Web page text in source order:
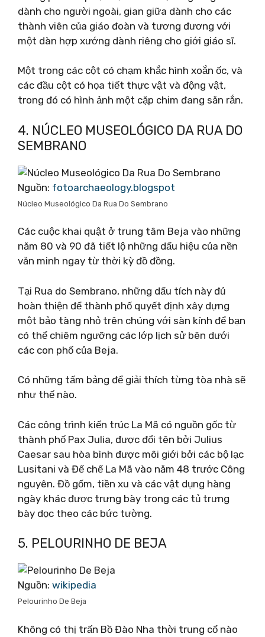
dành cho người ngoài, gian giữa dành cho các
thành viên của giáo đoàn và tương đương với
một dàn hợp xướng dành riêng cho giới giáo sĩ.
Một trong các cột có chạm khắc hình xoắn ốc, và
các đầu cột có họa tiết thực vật và động vật,
trong đó có hình ảnh một cặp chim đang săn rắn.
4. NÚCLEO MUSEOLÓGICO DA RUA DO
SEMBRANO
Nguồn: fotoarchaeology.blogspot
Núcleo Museológico Da Rua Do Sembrano
Các cuộc khai quật ở trung tâm Beja vào những
năm 80 và 90 đã tiết lộ những dấu hiệu của nền
văn minh ngay từ thời kỳ đồ đồng.
Tại Rua do Sembrano, những dấu tích này đủ
hoàn thiện để thành phố quyết định xây dựng
một bảo tàng nhỏ trên chúng với sàn kính để bạn
có thể chiêm ngưỡng các lớp lịch sử bên dưới
các con phố của Beja.
Có những tấm bảng để giải thích từng tòa nhà sẽ
như thế nào.
Các công trình kiến ​​trúc La Mã có nguồn gốc từ
thành phố Pax Julia, được đổi tên bởi Julius
Caesar sau hòa bình được môi giới bởi các bộ lạc
Lusitani và Đế chế La Mã vào năm 48 trước Công
nguyên. Đồ gốm, tiền xu và các vật dụng hàng
ngày khác được trưng bày trong các tủ trưng
bày dọc theo các bức tường.
5. PELOURINHO DE BEJA
Nguồn: wikipedia
Pelourinho De Beja
Không có thị trấn Bồ Đào Nha thời trung cổ nào